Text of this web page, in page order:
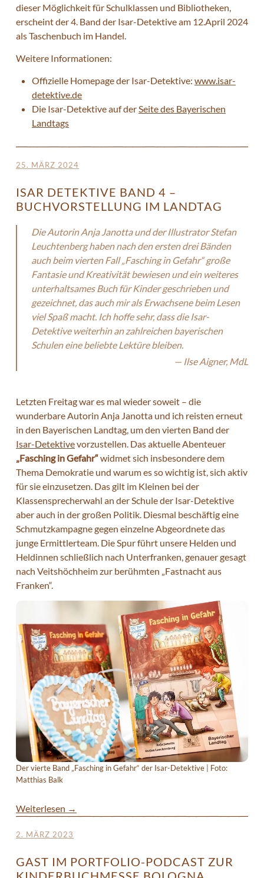
dieser Möglichkeit für Schulklassen und Bibliotheken,
erscheint der 4. Band der Isar-Detektive am 12.April 2024
als Taschenbuch im Handel.
Weitere Informationen:
Offizielle Homepage der Isar-Detektive: www.isar-
detektive.de
Die Isar-Detektive auf derSeite des Bayerischen
Landtags
25. MÄRZ 2024
ISAR DETEKTIVE BAND 4 –
BUCHVORSTELLUNG IM LANDTAG
Die Autorin Anja Janotta und der Illustrator Stefan
Leuchtenberg haben nach den ersten drei Bänden
auch beim vierten Fall „Fasching in Gefahr“ große
Fantasie und Kreativität bewiesen und ein weiteres
unterhaltsames Buch für Kinder geschrieben und
gezeichnet, das auch mir als Erwachsene beim Lesen
viel Spaß macht. Ich hoffe sehr, dass die Isar-
Detektive weiterhin an zahlreichen bayerischen
Schulen eine beliebte Lektüre bleiben.
Ilse Aigner, MdL
Letzten Freitag war es mal wieder soweit – die
wunderbare Autorin Anja Janotta und ich reisten erneut
in den Bayerischen Landtag, um den vierten Band der
Isar-Detektivevorzustellen. Das aktuelle Abenteuer
„Fasching in Gefahr“widmet sich insbesondere dem
Thema Demokratie und warum es so wichtig ist, sich aktiv
für sie einzusetzen. Das gilt im Kleinen bei der
Klassensprecherwahl an der Schule der Isar-Detektive
aber auch in der großen Politik. Diesmal beschäftig eine
Schmutzkampagne gegen einzelne Abgeordnete das
junge Ermittlerteam. Die Spur führt unsere Helden und
Heldinnen schließlich nach Unterfranken, genauer gesagt
nach Veitshöchheim zur berühmten „Fastnacht aus
Franken“.
Der vierte Band „Fasching in Gefahr“ der Isar-Detektive | Foto:
Matthias Balk
Weiterlesen →
2. MÄRZ 2023
GAST IM PORTFOLIO-PODCAST ZUR